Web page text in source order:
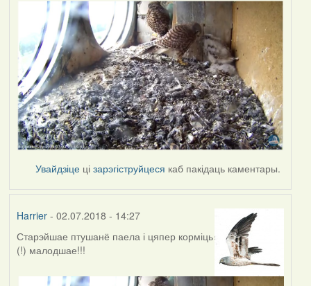
Увайдзіце цізарэгіструйцеся каб пакідаць каментары.
Harrier- 02.07.2018 - 14:27
Старэйшае птушанё паела і цяпер корміць
(!) малодшае!!!